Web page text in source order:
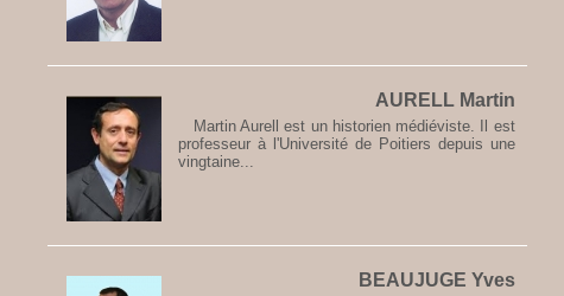
AURELL Martin
Martin Aurell est un historien médiéviste. Il est
professeur à l'Université de Poitiers depuis une
vingtaine...
BEAUJUGE Yves